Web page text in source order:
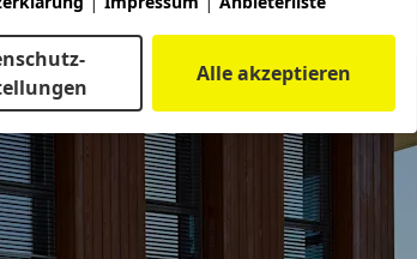
Alle akzeptieren
und Allradantrieb angeboten. Der